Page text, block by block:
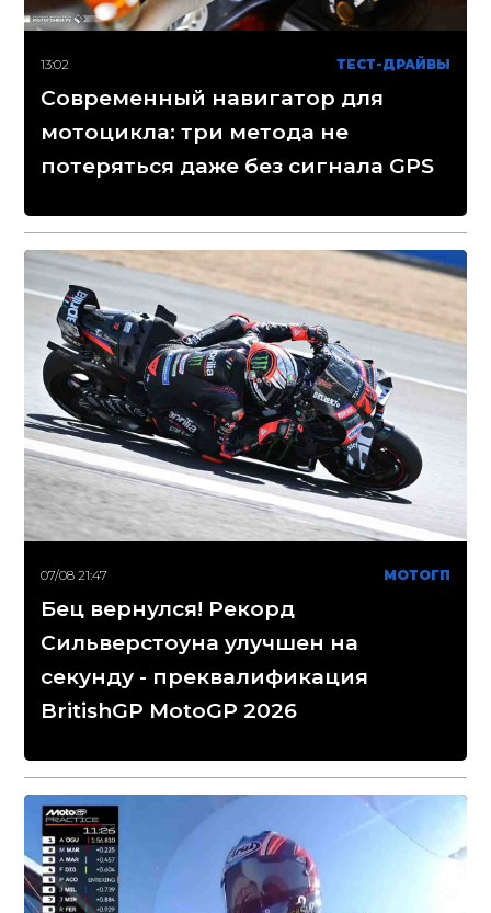
13:02 ТЕСТ-ДРАЙВЫ
Современный навигатор для
мотоцикла: три метода не
потеряться даже без сигнала GPS
07/08 21:47 МОТОГП
Бец вернулся! Рекорд
Сильверстоуна улучшен на
секунду - преквалификация
BritishGP MotoGP 2026